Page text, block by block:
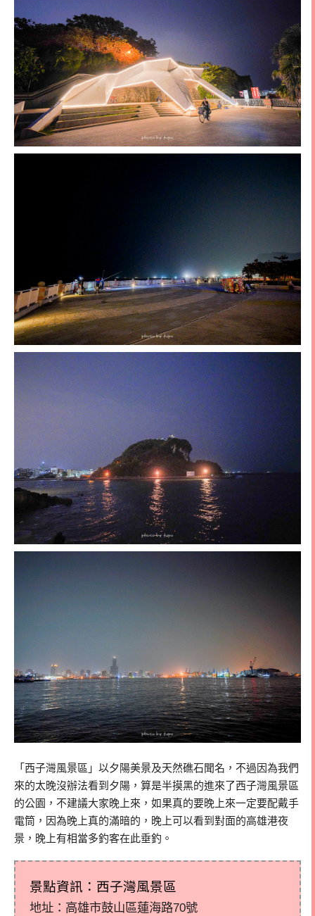
「西子灣風景區」以夕陽美景及天然礁石聞名，不過因為我們
來的太晚沒辦法看到夕陽，算是半摸黑的進來了西子灣風景區
的公園，不建議大家晚上來，如果真的要晚上來一定要配戴手
電筒，因為晚上真的滿暗的，晚上可以看到對面的高雄港夜
景，晚上有相當多釣客在此垂釣。
景點資訊：西子灣風景區
地址：高雄市鼓山區蓮海路70號